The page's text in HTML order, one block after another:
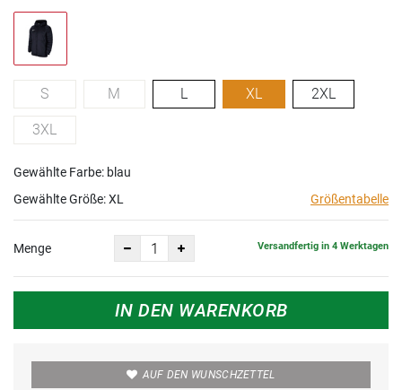
S M L XL 2XL
3XL
Gewählte Farbe: blau
Gewählte Größe:XL Größentabelle
Menge Versandfertig in 4 Werktagen
IN DEN WARENKORB
AUF DEN WUNSCHZETTEL